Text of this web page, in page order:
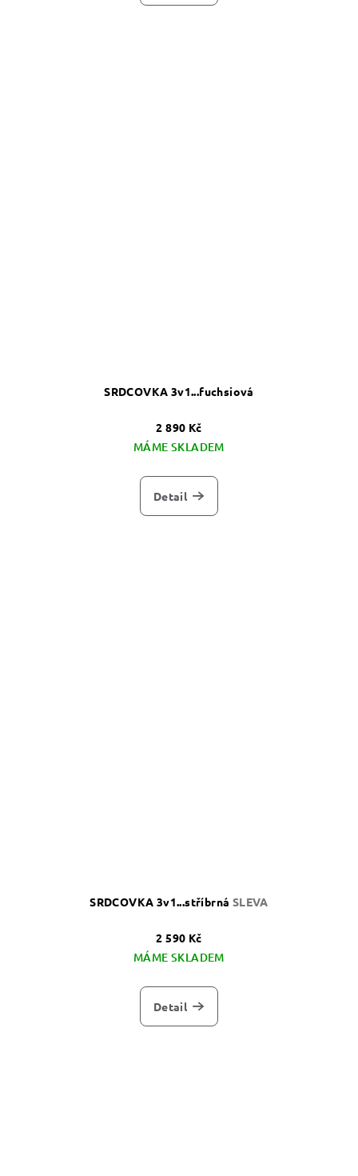
SRDCOVKA 3v1...fuchsiová
2 890 Kč
MÁME SKLADEM
Detail
SRDCOVKA 3v1...stříbrná SLEVA
2 590 Kč
MÁME SKLADEM
Detail